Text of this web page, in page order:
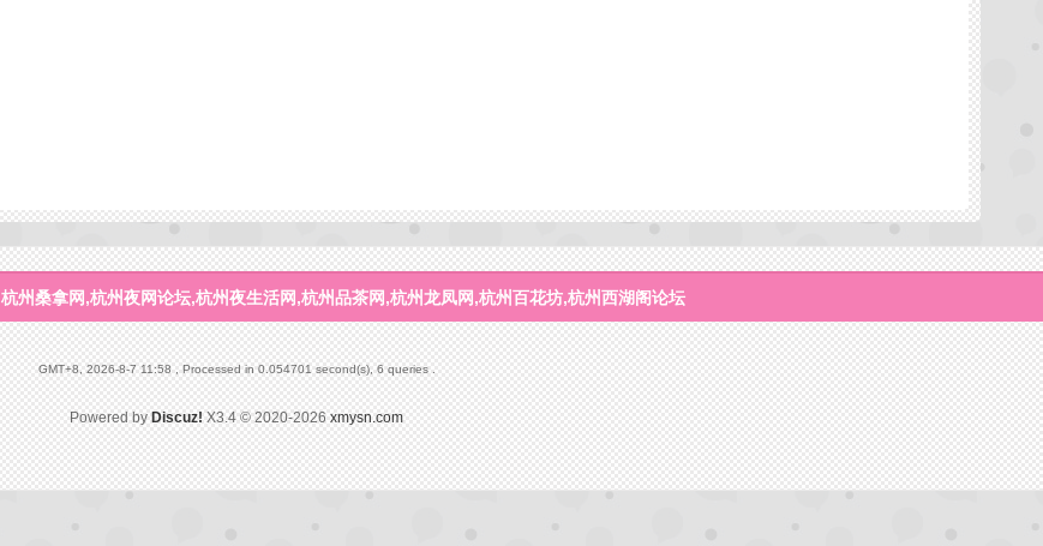
杭州桑拿网,杭州夜网论坛,杭州夜生活网,杭州品茶网,杭州龙凤网,杭州百花坊,杭州西湖阁论坛
GMT+8, 2026-8-7 11:58 , Processed in 0.054701 second(s), 6 queries .
Powered by Discuz! X3.4 © 2020-2026 xmysn.com